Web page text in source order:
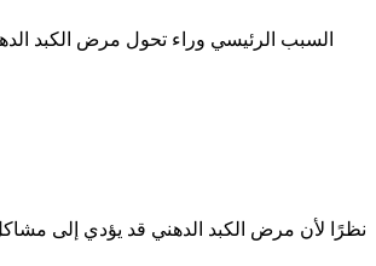
نظرًا لأن مرض الكبد الدهني قد يؤدي إلى